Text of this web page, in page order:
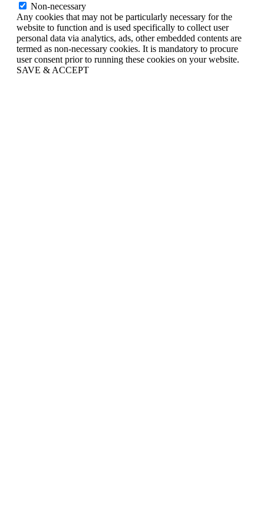
Non-necessary
Any cookies that may not be particularly necessary for the
website to function and is used specifically to collect user
personal data via analytics, ads, other embedded contents are
termed as non-necessary cookies. It is mandatory to procure
user consent prior to running these cookies on your website.
SAVE & ACCEPT